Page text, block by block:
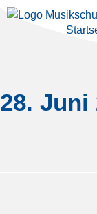
springen
28. Juni